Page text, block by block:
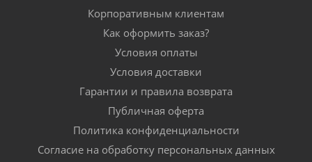
Корпоративным клиентам
Как оформить заказ?
Условия оплаты
Условия доставки
Гарантии и правила возврата
Публичная оферта
Политика конфиденциальности
Согласие на обработку персональных данных